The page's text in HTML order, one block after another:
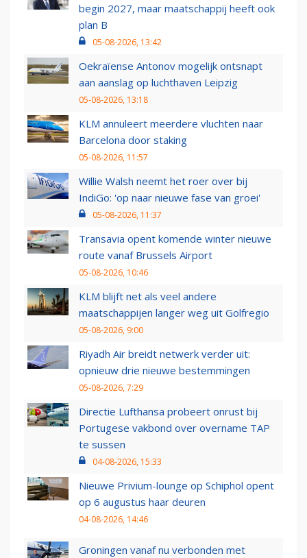
begin 2027, maar maatschappij heeft ook
plan B
05-08-2026, 13:42
Oekraïense Antonov mogelijk ontsnapt
aan aanslag op luchthaven Leipzig
05-08-2026, 13:18
KLM annuleert meerdere vluchten naar
Barcelona door staking
05-08-2026, 11:57
Willie Walsh neemt het roer over bij
IndiGo: 'op naar nieuwe fase van groei'
05-08-2026, 11:37
Transavia opent komende winter nieuwe
route vanaf Brussels Airport
05-08-2026, 10:46
KLM blijft net als veel andere
maatschappijen langer weg uit Golfregio
05-08-2026, 9:00
Riyadh Air breidt netwerk verder uit:
opnieuw drie nieuwe bestemmingen
05-08-2026, 7:29
Directie Lufthansa probeert onrust bij
Portugese vakbond over overname TAP
te sussen
04-08-2026, 15:33
Nieuwe Privium-lounge op Schiphol opent
op 6 augustus haar deuren
04-08-2026, 14:46
Groningen vanaf nu verbonden met